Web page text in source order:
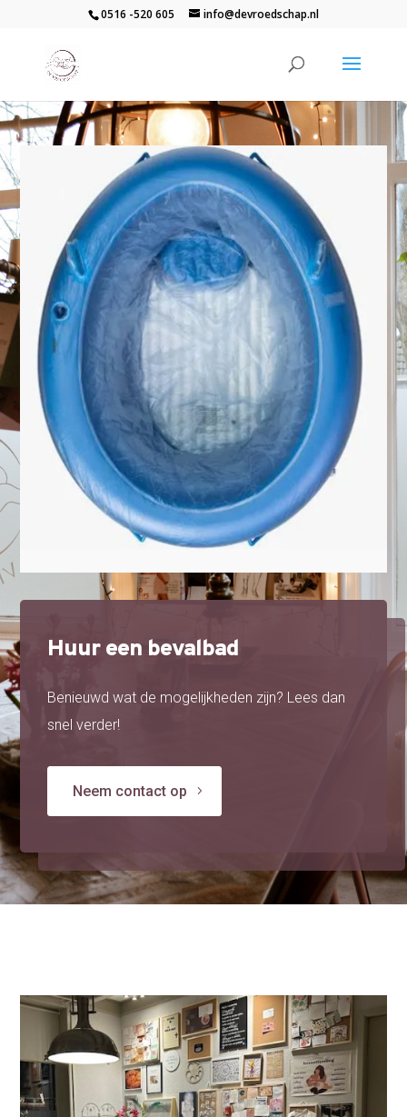
0516 -520 605 info@devroedschap.nl
Huur een bevalbad
Benieuwd wat de mogelijkheden zijn? Lees dan
snel verder!
Neem contact op